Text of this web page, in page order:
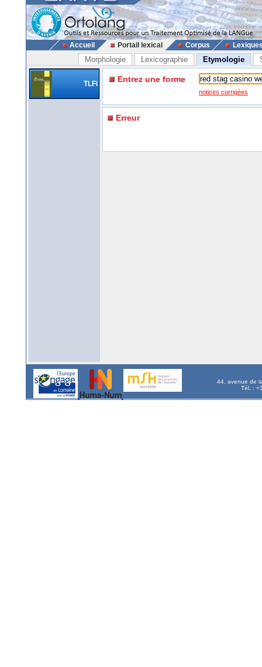
Accueil Portail lexical Corpus
Morphologie Lexicographie Etymologie
TLFi Entrez une forme
notices corrigées
Erreur
44, avenue de
Tél. :